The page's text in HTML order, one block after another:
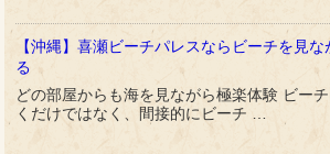
【沖縄】喜瀬ビーチパレスならビーチを見
る
どの部屋からも海を見ながら極楽体験 ビー
くだけではなく、間接的にビーチ …